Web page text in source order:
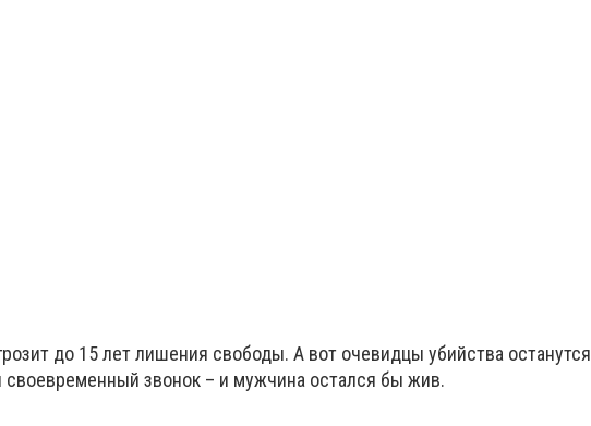
до 15 лет лишения свободы. А вот очевидцы убийства останутся
своевременный звонок – и мужчина остался бы жив.